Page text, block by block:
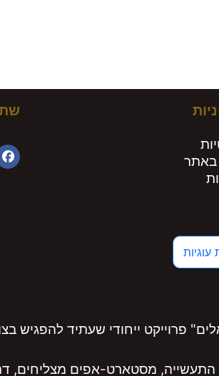
באתר
עוגיות
פרוייקט ייחודי שעתיד להפגיש
מסטארט-אפים מצליחים,